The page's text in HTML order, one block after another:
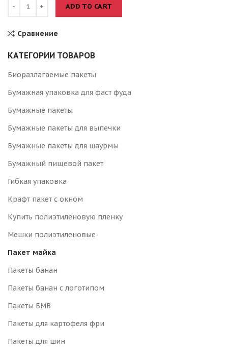
ADD TO CART
Сравнение
КАТЕГОРИИ ТОВАРОВ
Биоразлагаемые пакеты
Бумажная упаковка для фаст фуда
Бумажные пакеты
Бумажные пакеты для выпечки
Бумажные пакеты для шаурмы
Бумажный пищевой пакет
Гибкая упаковка
Крафт пакет с окном
Купить полиэтиленовую пленку
Мешки полиэтиленовые
Пакет майка
Пакеты банан
Пакеты банан с логотипом
Пакеты БМВ
Пакеты для картофеля фри
Пакеты для шин